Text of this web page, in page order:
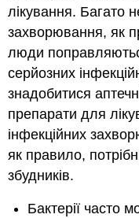
лікування. Багато
захворювання, як
люди
серйозних
знадобитися
препарати для
інфекційних
як правило,
збудників.
Бактерії часто